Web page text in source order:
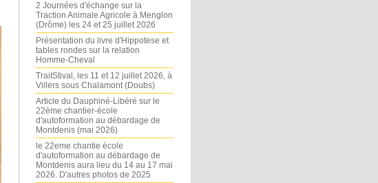
2 Journées d'échange sur la
Traction Animale Agricole à Menglon
(Drôme) les 24 et 25 juillet 2026
Présentation du livre d'Hippotese et
tables rondes sur la relation
Homme-Cheval
TraitStival, les 11 et 12 juillet 2026, à
Villers sous Chalamont (Doubs)
Article du Dauphiné-Libéré sur le
22ème chantier-école
d'autoformation au débardage de
Montdenis (mai 2026)
le 22eme chantie école
d'autoformation au débardage de
Montdenis aura lieu du 14 au 17 mai
2026. D'autres photos de 2025